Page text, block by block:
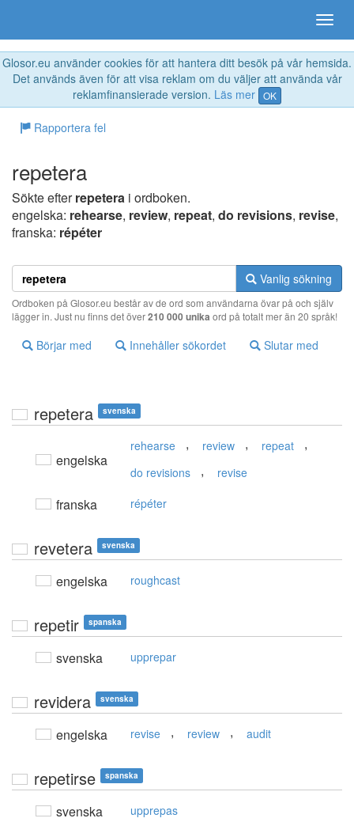
Glosor.eu använder cookies för att hantera ditt besök på vår hemsida.
Det används även för att visa reklam om du väljer att använda vår
reklamfinansierade version. Läs mer OK
Rapportera fel
repetera
Sökte efterrepetera i ordboken.
engelska: rehearse, review, repeat, do revisions, revise,
franska: répéter
Vanlig sökning
Ordboken på Glosor.eu består av de ord som användarna övar på och själv
lägger in. Just nu finns det över210 000 unika ord på totalt mer än 20 språk!
Börjar med Innehåller sökordet Slutar med
repetera svenska
engelska
rehearse , review , repeat ,
do revisions , revise
franska répéter
revetera svenska
engelska roughcast
repetir spanska
svenska upprepar
revidera svenska
engelska revise , review , audit
repetirse spanska
svenska upprepas